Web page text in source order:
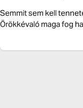
Semmit sem kell
Örökkévaló maga fog